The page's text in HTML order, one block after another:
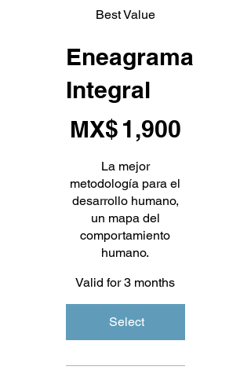
Best Value
Eneagrama
Integral
MX$1,900
La mejor
metodología para el
desarrollo humano,
un mapa del
comportamiento
humano.
Valid for 3 months
Select